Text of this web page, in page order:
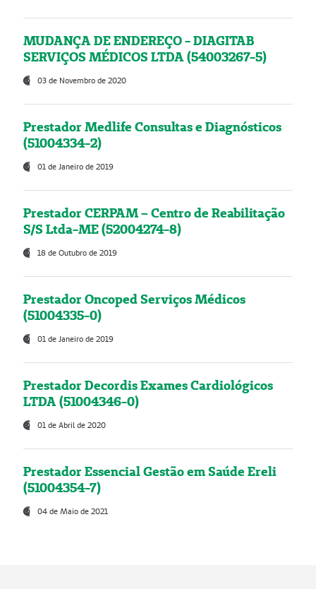
MUDANÇA DE ENDEREÇO - DIAGITAB
SERVIÇOS MÉDICOS LTDA (54003267-5)
03 de Novembro de 2020
Prestador Medlife Consultas e Diagnósticos
(51004334-2)
01 de Janeiro de 2019
Prestador CERPAM – Centro de Reabilitação
S/S Ltda-ME (52004274-8)
18 de Outubro de 2019
Prestador Oncoped Serviços Médicos
(51004335-0)
01 de Janeiro de 2019
Prestador Decordis Exames Cardiológicos
LTDA (51004346-0)
01 de Abril de 2020
Prestador Essencial Gestão em Saúde Ereli
(51004354-7)
04 de Maio de 2021